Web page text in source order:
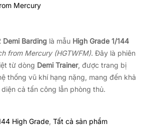
Mercury
Demi Barding là mẫu High Grade 1/144
from Mercury (HGTWFM). Đây là phiên
từ dòng Demi Trainer, được trang bị
thống vũ khí hạng nặng, mang đến khả
cả tấn công lẫn phòng thủ.
High Grade, Tất cả sản phẩm